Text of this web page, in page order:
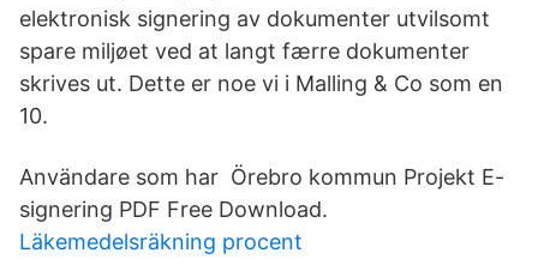
elektronisk signering av dokumenter utvilsomt
spare miljøet ved at langt færre dokumenter
skrives ut. Dette er noe vi i Malling & Co som en
10.
Användare som har Örebro kommun Projekt E-
signering PDF Free Download.
Läkemedelsräkning procent